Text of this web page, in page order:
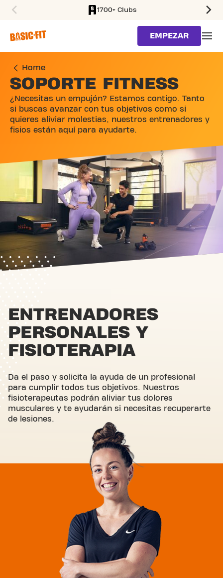
1700+ Clubs
EMPEZAR
Home
SOPORTE FITNESS
¿Necesitas un empujón? Estamos contigo. Tanto
si buscas avanzar con tus objetivos como si
quieres aliviar molestias, nuestros entrenadores y
fisios están aquí para ayudarte.
ENTRENADORES
PERSONALES Y
FISIOTERAPIA
Da el paso y solicita la ayuda de un profesional
para cumplir todos tus objetivos. Nuestros
fisioterapeutas podrán aliviar tus dolores
musculares y te ayudarán si necesitas recuperarte
de lesiones.